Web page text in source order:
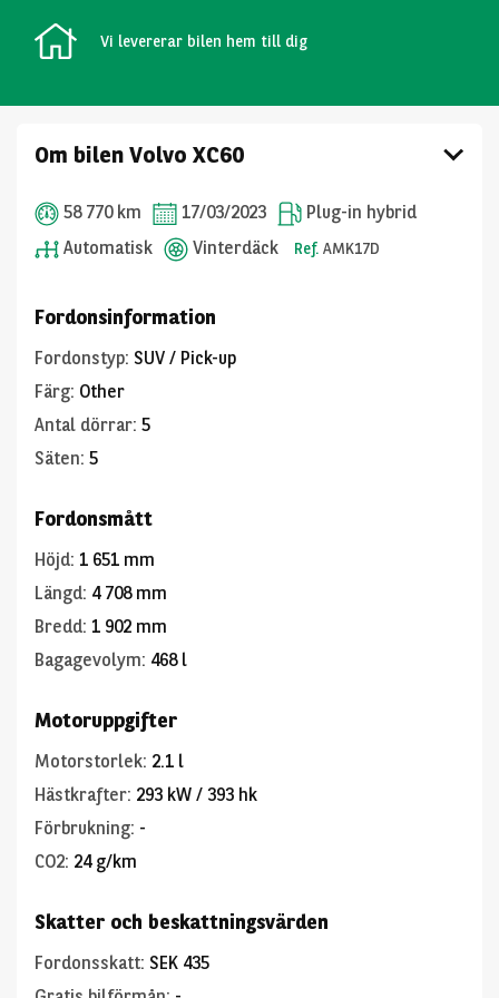
Vi levererar bilen hem till dig
Om bilen Volvo XC60
58 770 km 17/03/2023
Plug-in hybrid
Automatisk
Vinterdäck Ref. AMK17D
Fordonsinformation
Fordonstyp: SUV / Pick-up
Färg: Other
Antal dörrar: 5
Säten: 5
Fordonsmått
Höjd: 1 651 mm
Längd: 4 708 mm
Bredd: 1 902 mm
Bagagevolym: 468 l
Motoruppgifter
Motorstorlek: 2.1 l
Hästkrafter: 293 kW / 393 hk
Förbrukning: -
CO2: 24 g/km
Skatter och beskattningsvärden
Fordonsskatt: SEK 435